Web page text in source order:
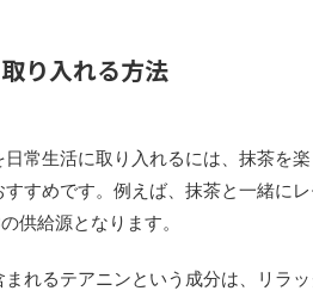
り入れる方法
日常生活に取り入れるには、抹茶を
すめです。例えば、抹茶と一緒に
供給源となります。
まれるテアニンという成分は、リラ